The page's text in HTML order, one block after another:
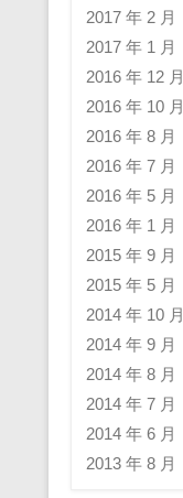
2017 年 2 月
2017 年 1 月
2016 年 12 月
2016 年 10 月
2016 年 8 月
2016 年 7 月
2016 年 5 月
2016 年 1 月
2015 年 9 月
2015 年 5 月
2014 年 10 月
2014 年 9 月
2014 年 8 月
2014 年 7 月
2014 年 6 月
2013 年 8 月